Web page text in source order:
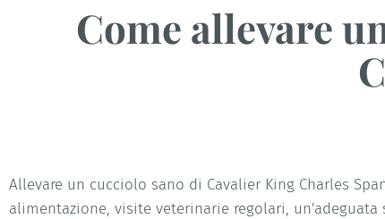
Come allevare
Allevare un cucciolo sano di Cavalier King Charles
alimentazione, visite veterinarie regolari,